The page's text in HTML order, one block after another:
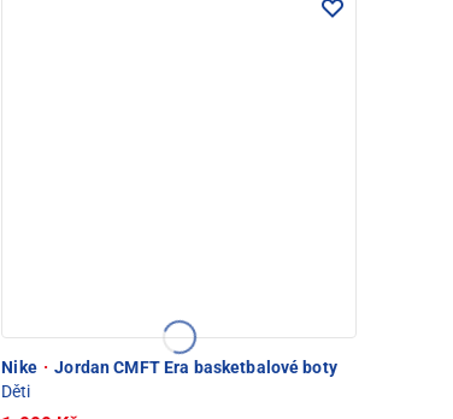
Nike · Jordan CMFT Era basketbalové boty
Děti